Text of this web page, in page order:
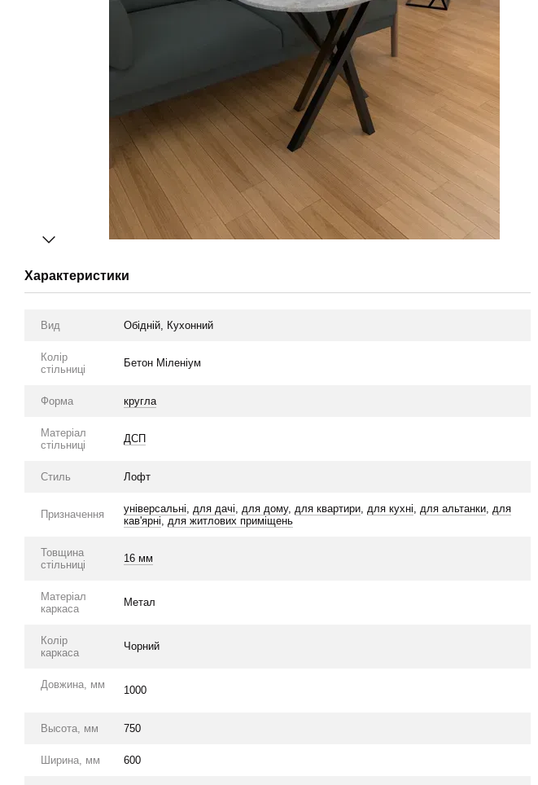
Характеристики
Вид Обідній, Кухонний
Колір
стільниці
Бетон Міленіум
Форма кругла
Матеріал
стільниці
ДСП
Стиль Лофт
Призначення універсальні, для дачі, для дому, для квартири, для кухні, для альтанки, для
кав'ярні, для житлових приміщень
Товщина
стільниці
16 мм
Матеріал
каркаса
Метал
Колір
каркаса
Чорний
Довжина, мм 1000
Высота, мм 750
Ширина, мм 600